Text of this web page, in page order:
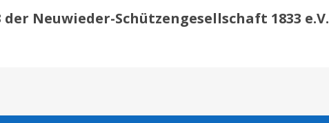
Neuwieder-Schützengesellschaft 1833 e.V.